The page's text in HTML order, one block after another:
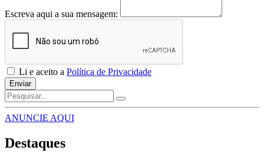
Escreva aqui a sua mensagem:
Li e aceito a Política de Privacidade
Enviar
ANUNCIE AQUI
Destaques